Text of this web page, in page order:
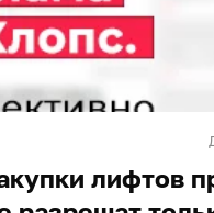
лифтов